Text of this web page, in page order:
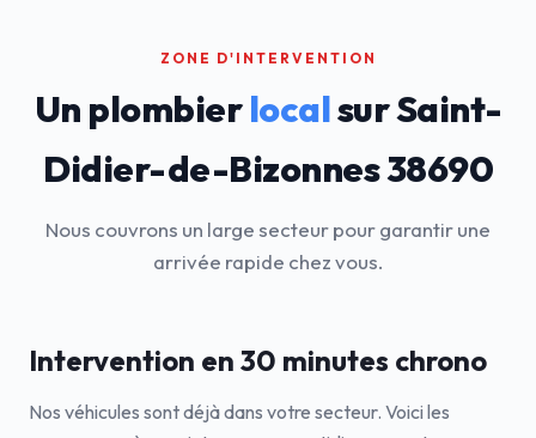
ZONE D'INTERVENTION
Un plombierlocalsur Saint-
Didier-de-Bizonnes 38690
Nous couvrons un large secteur pour garantir une
arrivée rapide chez vous.
Intervention en 30 minutes chrono
Nos véhicules sont déjà dans votre secteur. Voici les